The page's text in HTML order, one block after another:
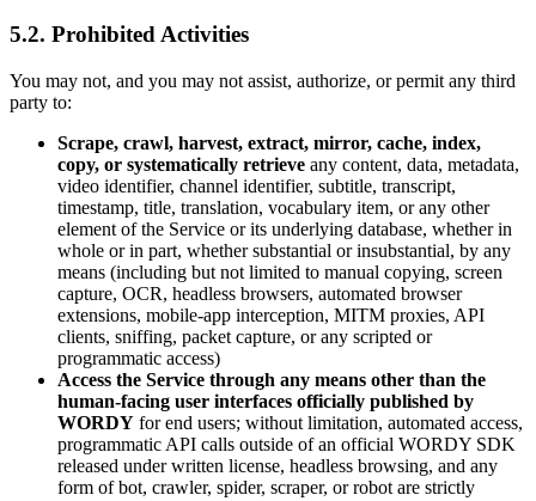
5.2. Prohibited Activities
You may not, and you may not assist, authorize, or permit any third
party to:
Scrape, crawl, harvest, extract, mirror, cache, index,
copy, or systematically retrieve any content, data, metadata,
video identifier, channel identifier, subtitle, transcript,
timestamp, title, translation, vocabulary item, or any other
element of the Service or its underlying database, whether in
whole or in part, whether substantial or insubstantial, by any
means (including but not limited to manual copying, screen
capture, OCR, headless browsers, automated browser
extensions, mobile-app interception, MITM proxies, API
clients, sniffing, packet capture, or any scripted or
programmatic access)
Access the Service through any means other than the
human-facing user interfaces officially published by
WORDY for end users; without limitation, automated access,
programmatic API calls outside of an official WORDY SDK
released under written license, headless browsing, and any
form of bot, crawler, spider, scraper, or robot are strictly